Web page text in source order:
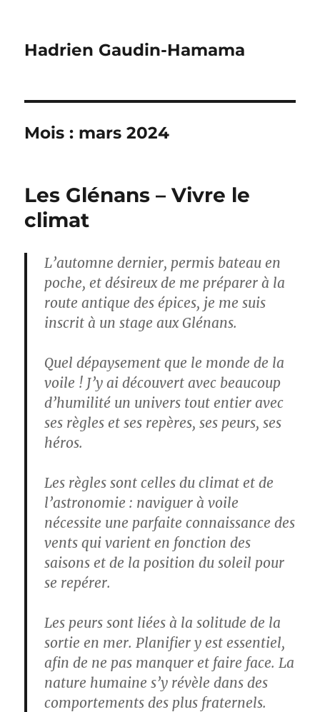
Hadrien Gaudin-Hamama
Mois : mars 2024
Les Glénans – Vivre le
climat
L’automne dernier, permis bateau en
poche, et désireux de me préparer à la
route antique des épices, je me suis
inscrit à un stage aux Glénans.
Quel dépaysement que le monde de la
voile ! J’y ai découvert avec beaucoup
d’humilité un univers tout entier avec
ses règles et ses repères, ses peurs, ses
héros.
Les règles sont celles du climat et de
l’astronomie : naviguer à voile
nécessite une parfaite connaissance des
vents qui varient en fonction des
saisons et de la position du soleil pour
se repérer.
Les peurs sont liées à la solitude de la
sortie en mer. Planifier y est essentiel,
afin de ne pas manquer et faire face. La
nature humaine s’y révèle dans des
comportements des plus fraternels.